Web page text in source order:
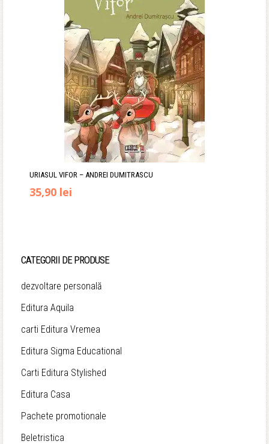
34,90 lei.
URIASUL VIFOR – ANDREI DUMITRASCU
Prețul
fost:
35,90 lei
35,90 lei.
CATEGORII DE PRODUSE
dezvoltare personală
Editura Aquila
carti Editura Vremea
Editura Sigma Educational
Carti Editura Stylished
Editura Casa
Pachete promotionale
Beletristica